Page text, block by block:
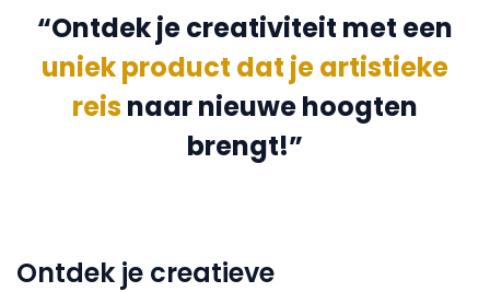
“Ontdek je creativiteit met een
uniek product dat je artistieke
reisnaar nieuwe hoogten
brengt!”
Ontdek je creatieve